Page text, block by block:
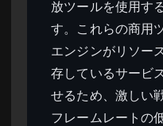
放ツールを使用す
す。これらの商用
エンジンがリソー
存しているサービ
せるため、激しい
フレームレートの